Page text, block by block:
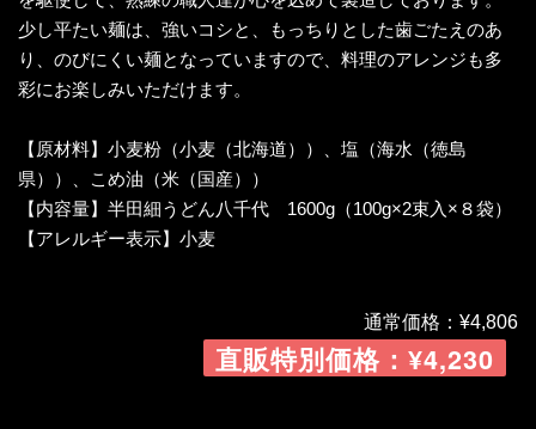
少し平たい麺は、強いコシと、もっちりとした歯ごたえのあ
り、のびにくい麺となっていますので、料理のアレンジも多
彩にお楽しみいただけます。
【原材料】小麦粉（小麦（北海道））、塩（海水（徳島
県））、こめ油（米（国産））
【内容量】半田細うどん八千代 1600g（100g×2束入×８袋）
【アレルギー表示】小麦
通常価格：¥4,806
直販特別価格：¥4,230